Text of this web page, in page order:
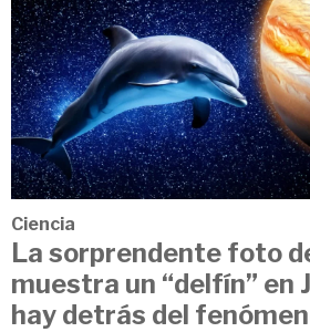
Ciencia
La sorprendente foto
muestra un “delfín” en
hay detrás del